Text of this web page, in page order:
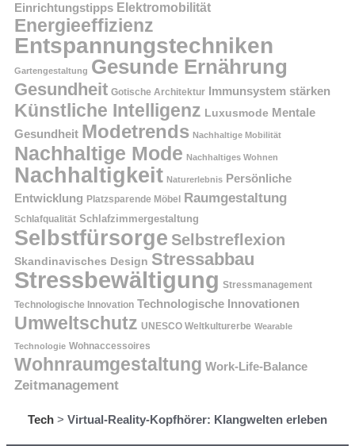
Einrichtungstipps Elektromobilität
Energieeffizienz
Entspannungstechniken
Gartengestaltung Gesunde Ernährung
Gesundheit Gotische Architektur Immunsystem stärken
Künstliche Intelligenz Luxusmode Mentale
Gesundheit Modetrends Nachhaltige Mobilität
Nachhaltige Mode Nachhaltiges Wohnen
Nachhaltigkeit Naturerlebnis Persönliche
Entwicklung Platzsparende Möbel Raumgestaltung
Schlafqualität Schlafzimmergestaltung
Selbstfürsorge Selbstreflexion
Skandinavisches Design Stressabbau
Stressbewältigung Stressmanagement
Technologische Innovation Technologische Innovationen
Umweltschutz UNESCO Weltkulturerbe Wearable
Technologie Wohnaccessoires
Wohnraumgestaltung Work-Life-Balance
Zeitmanagement
Tech > Virtual-Reality-Kopfhörer: Klangwelten erleben